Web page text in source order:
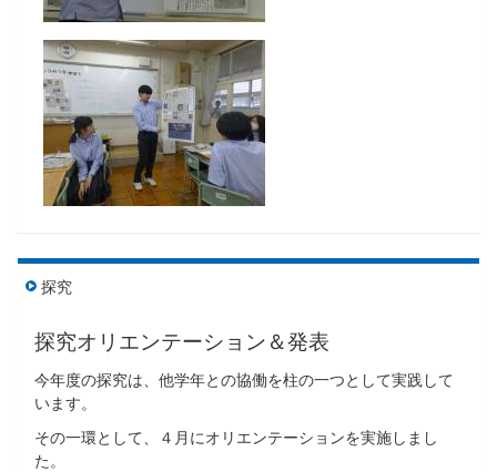
探究
探究オリエンテーション＆発表
今年度の探究は、他学年との協働を柱の一つとして実践して
います。
その一環として、４月にオリエンテーションを実施しまし
た。